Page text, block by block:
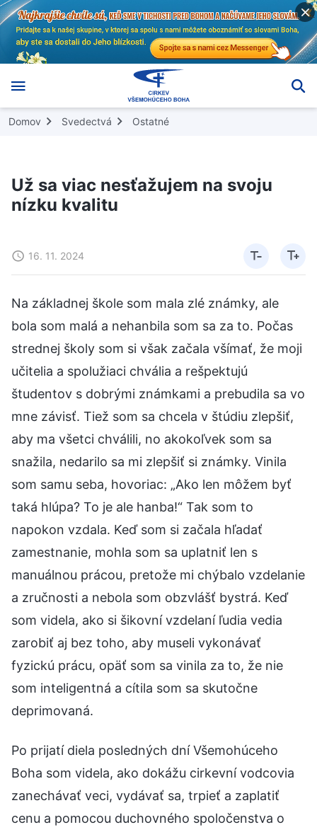
Domov Svedectvá Ostatné
Už sa viac nesťažujem na svoju
nízku kvalitu
16. 11. 2024
Na základnej škole som mala zlé známky, ale
bola som malá a nehanbila som sa za to. Počas
strednej školy som si však začala všímať, že moji
učitelia a spolužiaci chvália a rešpektujú
študentov s dobrými známkami a prebudila sa vo
mne závisť. Tiež som sa chcela v štúdiu zlepšiť,
aby ma všetci chválili, no akokoľvek som sa
snažila, nedarilo sa mi zlepšiť si známky. Vinila
som samu seba, hovoriac: „Ako len môžem byť
taká hlúpa? To je ale hanba!“ Tak som to
napokon vzdala. Keď som si začala hľadať
zamestnanie, mohla som sa uplatniť len s
manuálnou prácou, pretože mi chýbalo vzdelanie
a zručnosti a nebola som obzvlášť bystrá. Keď
som videla, ako si šikovní vzdelaní ľudia vedia
zarobiť aj bez toho, aby museli vykonávať
fyzickú prácu, opäť som sa vinila za to, že nie
som inteligentná a cítila som sa skutočne
deprimovaná.
Po prijatí diela posledných dní Všemohúceho
Boha som videla, ako dokážu cirkevní vodcovia
zanechávať veci, vydávať sa, trpieť a zaplatiť
cenu a pomocou duchovného spoločenstva o